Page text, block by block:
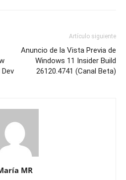
Artículo siguiente
Anuncio de la Vista Previa de
Windows 11 Insider Build
26120.4741 (Canal Beta)
MR